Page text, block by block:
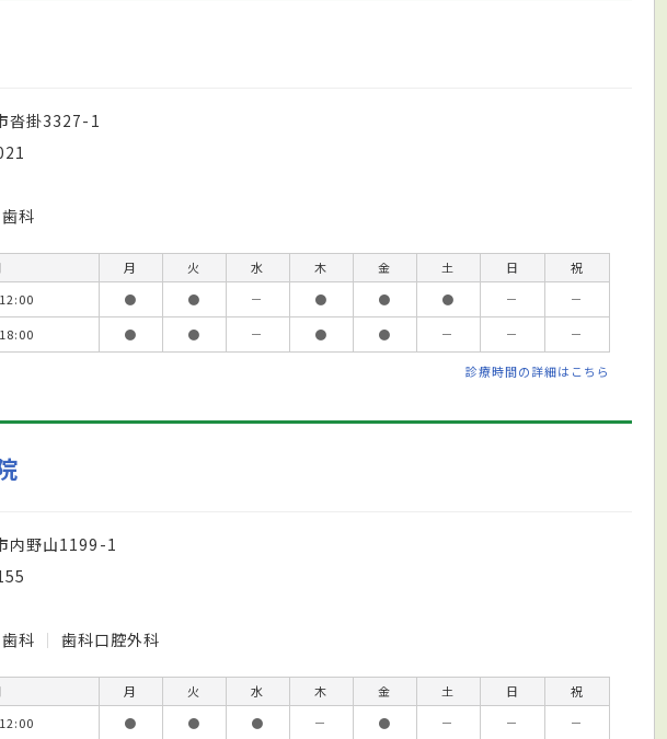
沓掛3327-1
歯科
月 火 水 木 金 土 日
祝
● ● － ● ● ● －
－
● ● － ● ● － － －
診療時間の詳細はこちら
内野山1199-1
歯科 歯科口腔外科
月 火 水 木 金 土 日
祝
● ● ● － ● － －
－